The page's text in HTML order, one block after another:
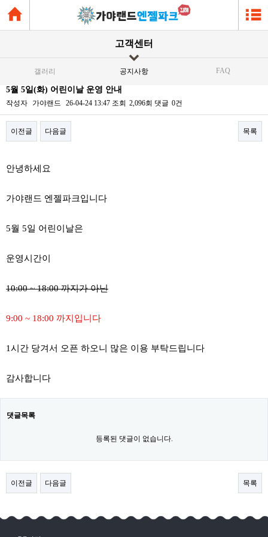
고객센터
갤러리 공지사항 FAQ
5월 5일(화) 어린이날 운영 안내
작성자 가야랜드 26-04-24 13:47 조회 2,096회 댓글 0건
이전글 다음글 목록
안녕하세요
가야랜드 엔젤파크입니다
5월 5일 어린이날은
운영시간이
10:00 ~ 18:00 까지가 아닌
9:00 ~ 18:00 까지입니다
1시간 당겨서 오픈 하오니 많은 이용 부탁드립니다
감사합니다
댓글목록
등록된 댓글이 없습니다.
이전글 다음글 목록